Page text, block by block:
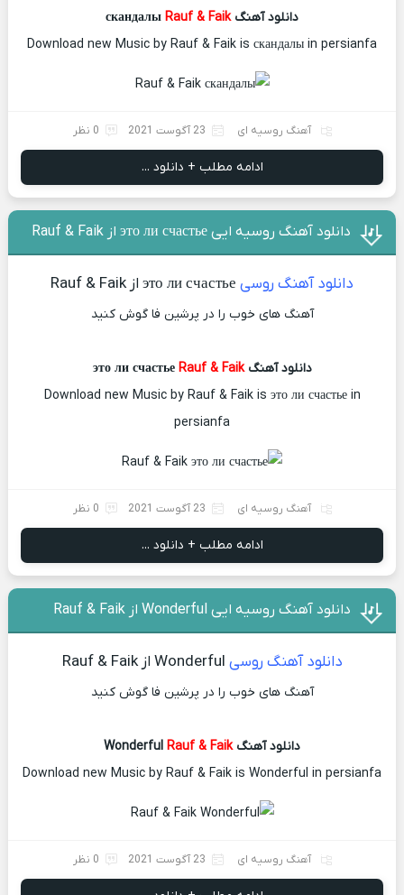
دانلود آهنگ скандалыRauf & Faik
Download new Music by Rauf & Faik is скандалы in persianfa
آهنگ روسیه ای 23 آگوست 2021 0 نظر
ادامه مطلب + دانلود ...
دانلود آهنگ روسیه ایی это ли счастье از Rauf & Faik
دانلود آهنگ روسی
آهنگ های خوب را در پرشین فا گوش کنید
دانلود آهنگ это ли счастьеRauf & Faik
Download new Music by Rauf & Faik is это ли счастье in
persianfa
آهنگ روسیه ای 23 آگوست 2021 0 نظر
ادامه مطلب + دانلود ...
دانلود آهنگ روسیه ایی Wonderful از Rauf & Faik
دانلود آهنگ روسی
آهنگ های خوب را در پرشین فا گوش کنید
دانلود آهنگ WonderfulRauf & Faik
Download new Music by Rauf & Faik is Wonderful in persianfa
آهنگ روسیه ای 23 آگوست 2021 0 نظر